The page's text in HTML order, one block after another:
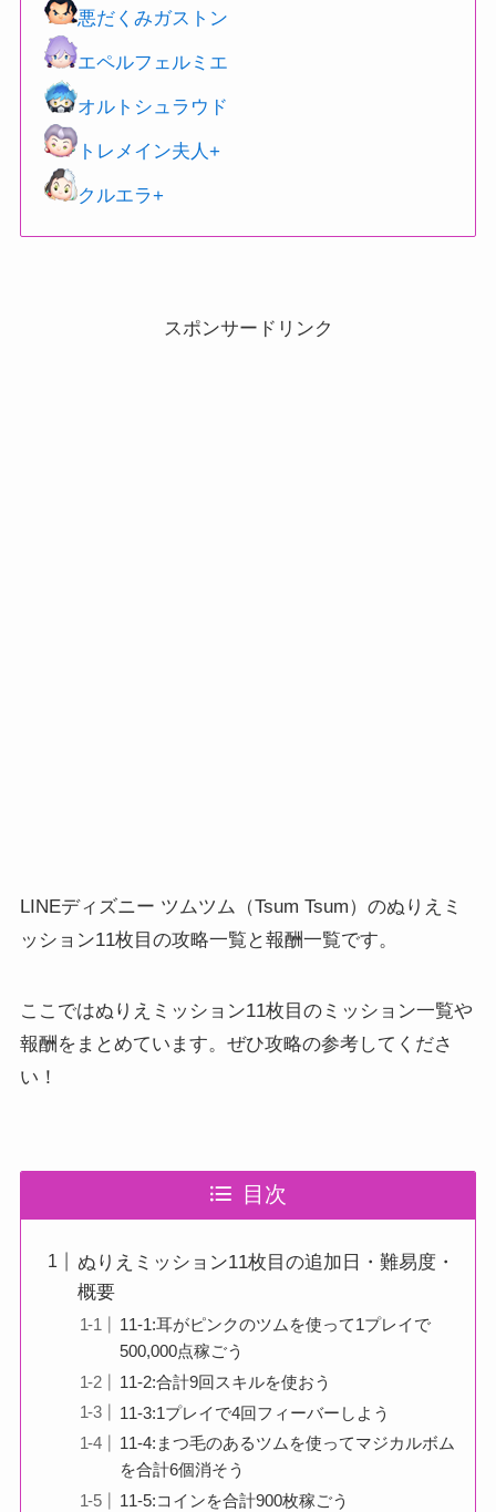
悪だくみガストン
エペルフェルミエ
オルトシュラウド
トレメイン夫人+
クルエラ+
スポンサードリンク
LINEディズニー ツムツム（Tsum Tsum）のぬりえミ
ッション11枚目の攻略一覧と報酬一覧です。
ここではぬりえミッション11枚目のミッション一覧や
報酬をまとめています。ぜひ攻略の参考してくださ
い！
目次
ぬりえミッション11枚目の追加日・難易度・
概要
11-1:耳がピンクのツムを使って1プレイで
500,000点稼ごう
11-2:合計9回スキルを使おう
11-3:1プレイで4回フィーバーしよう
11-4:まつ毛のあるツムを使ってマジカルボム
を合計6個消そう
11-5:コインを合計900枚稼ごう